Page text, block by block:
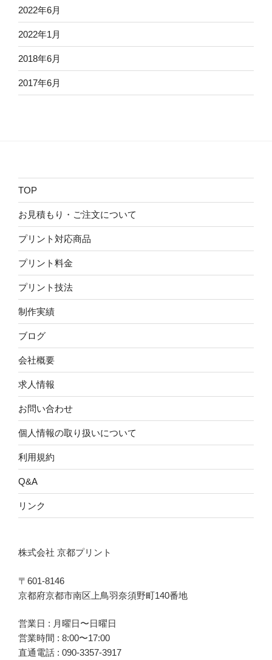
2022年6月
2022年1月
2018年6月
2017年6月
TOP
お見積もり・ご注文について
プリント対応商品
プリント料金
プリント技法
制作実績
ブログ
会社概要
求人情報
お問い合わせ
個人情報の取り扱いについて
利用規約
Q&A
リンク
株式会社 京都プリント
〒601-8146
京都府京都市南区上鳥羽奈須野町140番地
営業日 : 月曜日〜日曜日
営業時間 : 8:00〜17:00
直通電話 : 090-3357-3917